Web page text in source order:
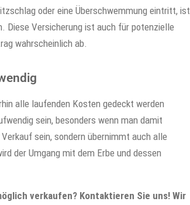
oder eine Überschwemmung eintritt, ist
Diese Versicherung ist auch für potenzielle
wahrscheinlich ab.
alle laufenden Kosten gedeckt werden
sein, besonders wenn man damit
sein, sondern übernimmt auch alle
der Umgang mit dem Erbe und dessen
verkaufen? Kontaktieren Sie uns! Wir